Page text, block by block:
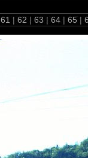
61 | 62 | 63 | 64 | 65 |